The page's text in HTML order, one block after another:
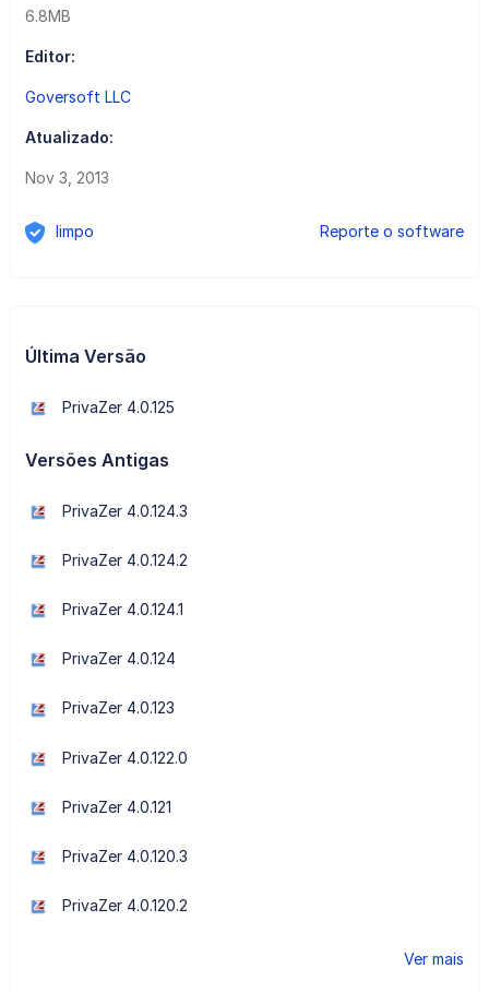
6.8MB
Editor:
Goversoft LLC
Atualizado:
Nov 3, 2013
limpo Reporte o software
Última Versão
PrivaZer 4.0.125
Versões Antigas
PrivaZer 4.0.124.3
PrivaZer 4.0.124.2
PrivaZer 4.0.124.1
PrivaZer 4.0.124
PrivaZer 4.0.123
PrivaZer 4.0.122.0
PrivaZer 4.0.121
PrivaZer 4.0.120.3
PrivaZer 4.0.120.2
Ver mais